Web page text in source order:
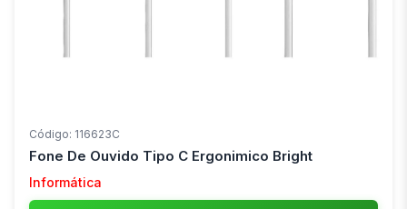
Código: 116623C
Fone De Ouvido Tipo C Ergonimico Bright
Informática